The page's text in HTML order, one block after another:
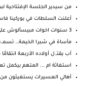
من سيدير الجلسة الإفتتاحية لبرلمان 2026 ؟
أعلنت السلطات في بوركينا
3 سنوات اخوات مبيسألوش على اخوهم وفي الآخر طلع ميـ...
مأساة في شبرا الخيمة…
أب يقتـ.ل أولاده الأربعة
استغاثة ام ... المتهم
أهالي العسيرات يستغيثون